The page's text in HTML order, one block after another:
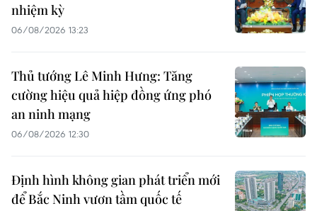
nhiệm kỳ
06/08/2026 13:23
Thủ tướng Lê Minh Hưng: Tăng
cường hiệu quả hiệp đồng ứng phó
an ninh mạng
06/08/2026 12:30
Định hình không gian phát triển mới
để Bắc Ninh vươn tầm quốc tế